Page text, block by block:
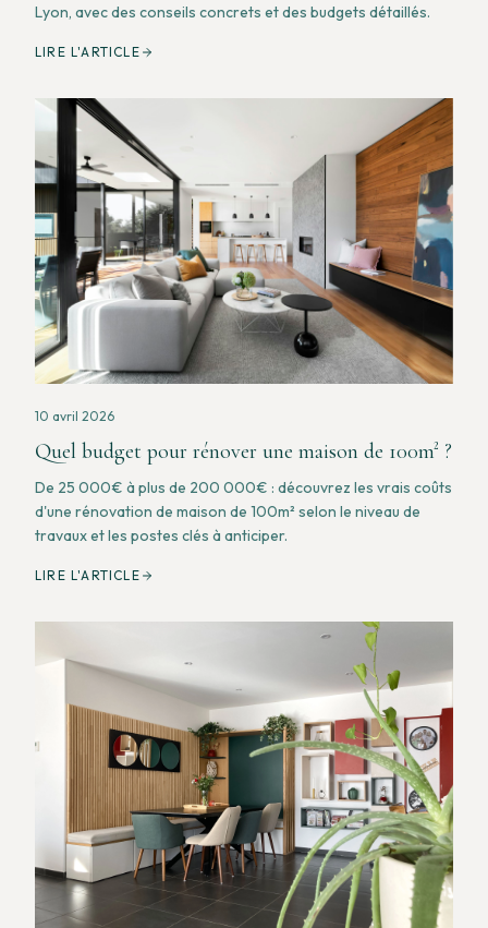
Lyon, avec des conseils concrets et des budgets détaillés.
LIRE L'ARTICLE
10 avril 2026
Quel budget pour rénover une maison de 100m² ?
De 25 000€ à plus de 200 000€ : découvrez les vrais coûts
d'une rénovation de maison de 100m² selon le niveau de
travaux et les postes clés à anticiper.
LIRE L'ARTICLE